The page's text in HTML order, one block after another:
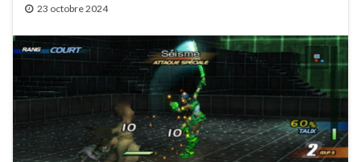
23 octobre 2024